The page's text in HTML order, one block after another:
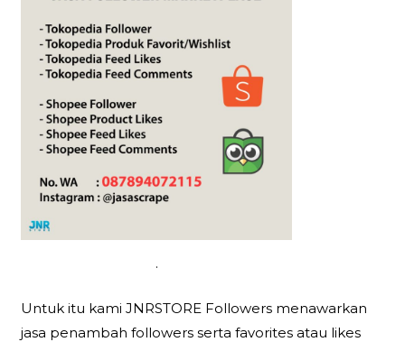
.
Untuk itu kami JNRSTORE Followers menawarkan
jasa penambah followers serta favorites atau likes